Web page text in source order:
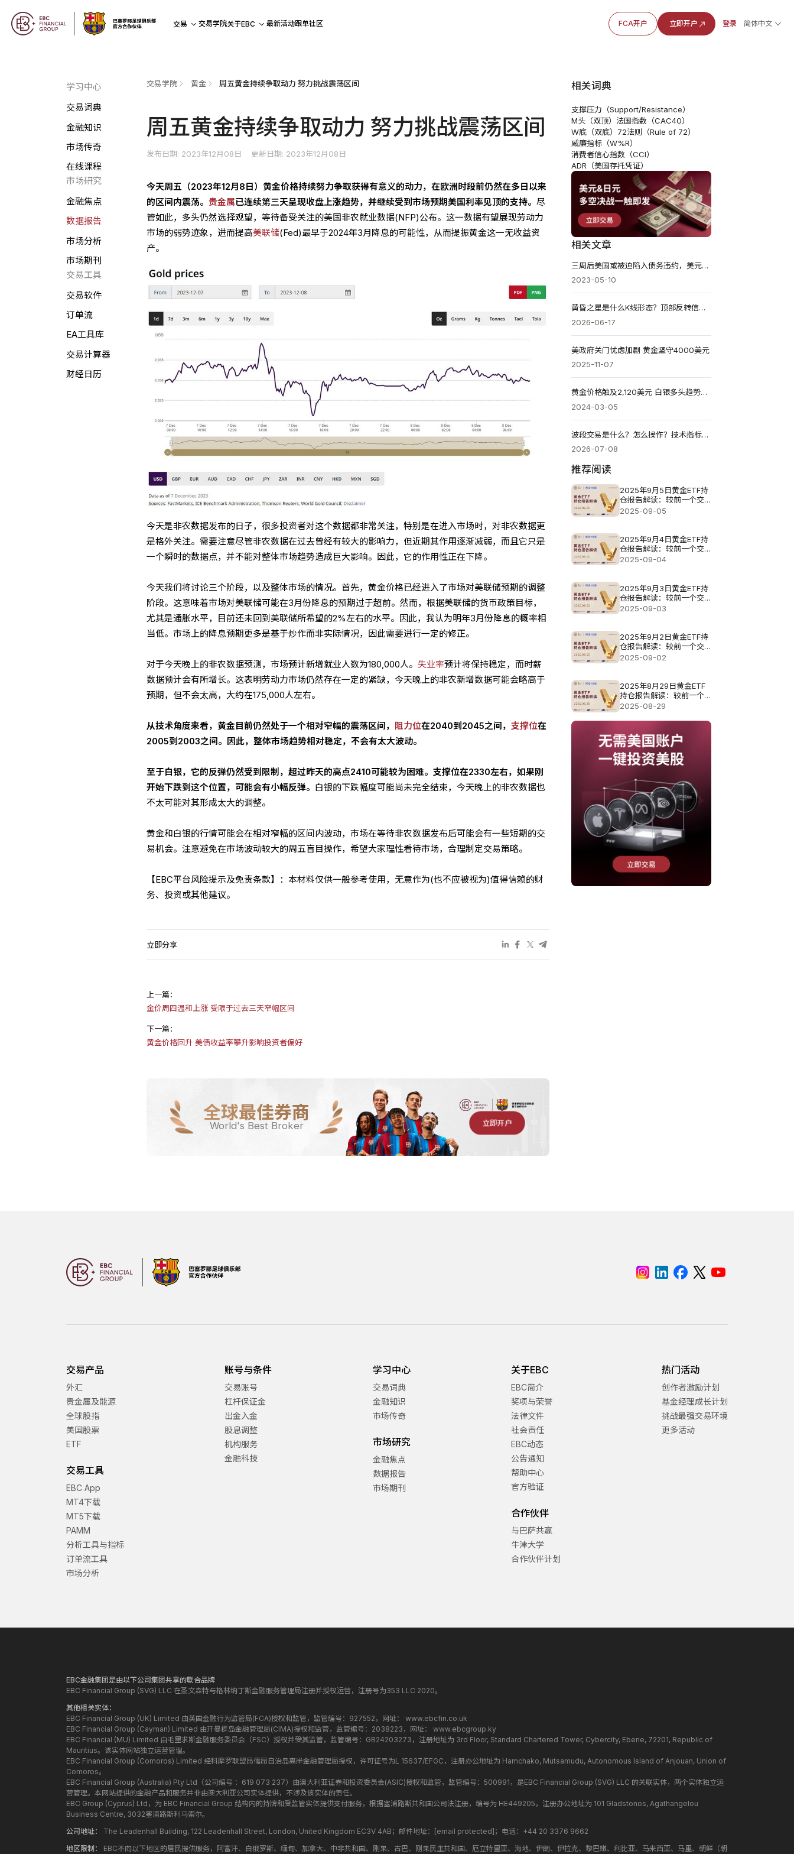
交易 交易学院关于EBC 最新活动跟单社区 FCA开户 立即开户 登录 简体中文
学习中心
交易词典
金融知识
市场传奇
在线课程
市场研究
金融焦点
数据报告
市场分析
市场期刊
交易工具
交易软件
订单流
EA工具库
交易计算器
财经日历
交易学院 黄金 周五黄金持续争取动力 努力挑战震荡区间
周五黄金持续争取动力 努力挑战震荡区间
发布日期: 2023年12月08日 更新日期: 2023年12月08日
今天周五（2023年12月8日）黄金价格持续努力争取获得有意义的动力，在欧洲时段前仍然在多日以来
的区间内震荡。贵金属已连续第三天呈现收盘上涨趋势，并继续受到市场预期美国利率见顶的支持。尽
管如此，多头仍然选择观望，等待备受关注的美国非农就业数据(NFP)公布。这一数据有望展现劳动力
市场的弱势迹象，进而提高美联储(Fed)最早于2024年3月降息的可能性，从而提振黄金这一无收益资
产。
今天是非农数据发布的日子，很多投资者对这个数据都非常关注，特别是在进入市场时，对非农数据更
是格外关注。需要注意尽管非农数据在过去曾经有较大的影响力，但近期其作用逐渐减弱，而且它只是
一个瞬时的数据点，并不能对整体市场趋势造成巨大影响。因此，它的作用性正在下降。
今天我们将讨论三个阶段，以及整体市场的情况。首先，黄金价格已经进入了市场对美联储预期的调整
阶段。这意味着市场对美联储可能在3月份降息的预期过于超前。然而，根据美联储的货币政策目标，
尤其是通胀水平，目前还未回到美联储所希望的2%左右的水平。因此，我认为明年3月份降息的概率相
当低。市场上的降息预期更多是基于炒作而非实际情况，因此需要进行一定的修正。
对于今天晚上的非农数据预测，市场预计新增就业人数为180,000人。失业率预计将保持稳定，而时薪
数据预计会有所增长。这表明劳动力市场仍然存在一定的紧缺，今天晚上的非农新增数据可能会略高于
预期，但不会太高，大约在175,000人左右。
从技术角度来看，黄金目前仍然处于一个相对窄幅的震荡区间， 阻力位在2040到2045之间，支撑位在
2005到2003之间。因此，整体市场趋势相对稳定，不会有太大波动。
至于白银，它的反弹仍然受到限制，超过昨天的高点2410可能较为困难。支撑位在2330左右，如果刚
开始下跌到这个位置，可能会有小幅反弹。 白银的下跌幅度可能尚未完全结束，今天晚上的非农数据也
不太可能对其形成太大的调整。
黄金和白银的行情可能会在相对窄幅的区间内波动，市场在等待非农数据发布后可能会有一些短期的交
易机会。注意避免在市场波动较大的周五盲目操作，希望大家理性看待市场，合理制定交易策略。
【EBC平台风险提示及免责条款】：本材料仅供一般参考使用，无意作为(也不应被视为)值得信赖的财
务、投资或其他建议。
立即分享
上一篇：
金价周四温和上涨 受限于过去三天窄幅区间
下一篇：
黄金价格回升 美债收益率攀升影响投资者偏好
全球最佳券商
World's Best Broker 立即开户
相关词典
支撑压力（Support/Resistance）
M头（双顶） 法国指数（CAC40）
W底（双底） 72法则（Rule of 72）
威廉指标（W%R）
消费者信心指数（CCI）
ADR（美国存托凭证）
相关文章
三周后美国或被迫陷入债务违约，美元指数连续两个交易日反弹
2023-05-10
黄昏之星是什么K线形态？顶部反转信号识别与实战技巧2026
2026-06-17
美政府关门忧虑加剧 黄金坚守4000美元
2025-11-07
黄金价格触及2,120美元 白银多头趋势持续
2024-03-05
波段交易是什么？怎么操作？技术指标、实战策略与避坑指南
2026-07-08
推荐阅读
2025年9月5日黄金ETF持
仓报告解读：较前一个交
易日减少2.29吨
2025-09-05
2025年9月4日黄金ETF持
仓报告解读：较前一个交
易日减少6.3吨
2025-09-04
2025年9月3日黄金ETF持
仓报告解读：较前一个交
易日大幅增加12.88吨
2025-09-03
2025年9月2日黄金ETF持
仓报告解读：较前一个交
易日维持不变
2025-09-02
2025年8月29日黄金ETF
持仓报告解读：较前一个
交易日增加5.44吨
2025-08-29
交易产品
外汇
贵金属及能源
全球股指
美国股票
ETF
交易工具
EBC App
MT4下载
MT5下载
PAMM
分析工具与指标
订单流工具
市场分析
账号与条件
交易账号
杠杆保证金
出金入金
股息调整
机构服务
金融科技
学习中心
交易词典
金融知识
市场传奇
市场研究
金融焦点
数据报告
市场期刊
关于EBC
EBC简介
奖项与荣誉
法律文件
社会责任
EBC动态
公告通知
帮助中心
官方验证
合作伙伴
与巴萨共赢
牛津大学
合作伙伴计划
热门活动
创作者激励计划
基金经理成长计划
挑战最强交易环境
更多活动
EBC金融集团是由以下公司集团共享的联合品牌
EBC Financial Group (SVG) LLC 在圣文森特与格林纳丁斯金融服务管理局注册并授权运营，注册号为353 LLC 2020。
其他相关实体：
EBC Financial Group (UK) Limited 由英国金融行为监管局(FCA)授权和监管，监管编号：927552，网址： www.ebcfin.co.uk
EBC Financial Group (Cayman) Limited 由开曼群岛金融管理局(CIMA)授权和监管，监管编号：2038223，网址： www.ebcgroup.ky
EBC Financial (MU) Limited 由毛里求斯金融服务委员会（FSC）授权并受其监管，监管编号：GB24203273，注册地址为 3rd Floor, Standard Chartered Tower, Cybercity, Ebene, 72201, Republic of
Mauritius。该实体网站独立运营管理。
EBC Financial Group (Comoros) Limited 经科摩罗联盟昂儒昂自治岛离岸金融管理局授权，许可证号为L 15637/EFGC，注册办公地址为 Hamchako, Mutsamudu, Autonomous Island of Anjouan, Union of
Comoros。
EBC Financial Group (Australia) Pty Ltd（公司编号 ：619 073 237）由澳大利亚证券和投资委员会(ASIC)授权和监管，监管编号：500991，是EBC Financial Group (SVG) LLC 的关联实体，两个实体独立运
营管理。本网站提供的金融产品和服务并非由澳大利亚公司实体提供，不涉及该实体的责任。
EBC Group (Cyprus) Ltd，为 EBC Financial Group 结构内的持牌和受监管实体提供支付服务，根据塞浦路斯共和国公司法注册，编号为 HE449205，注册办公地址为 101 Gladstonos, Agathangelou
Business Centre, 3032塞浦路斯利马索尔。
公司地址：
The Leadenhall Building, 122 Leadenhall Street, London, United Kingdom EC3V 4AB；邮件地址： [email protected] ；电话：+44 20 3376 9662
地区限制：
EBC不向以下地区的居民提供服务，阿富汗、白俄罗斯、缅甸、加拿大、中非共和国、刚果、古巴、刚果民主共和国、厄立特里亚、海地、伊朗、伊拉克、黎巴嫩、利比亚、马来西亚、马里、朝鲜（朝